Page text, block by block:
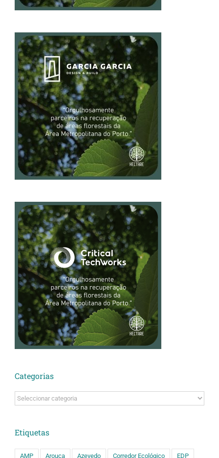
Categorias
Categorias
Etiquetas
AMP Arouca Azevedo Corredor Ecológico EDP